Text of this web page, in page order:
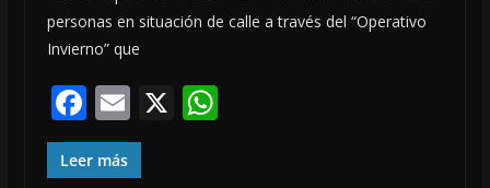
personas en situación de calle a través del “Operativo
Invierno” que
F
ac
e
E
m
ai
X W
Leer más